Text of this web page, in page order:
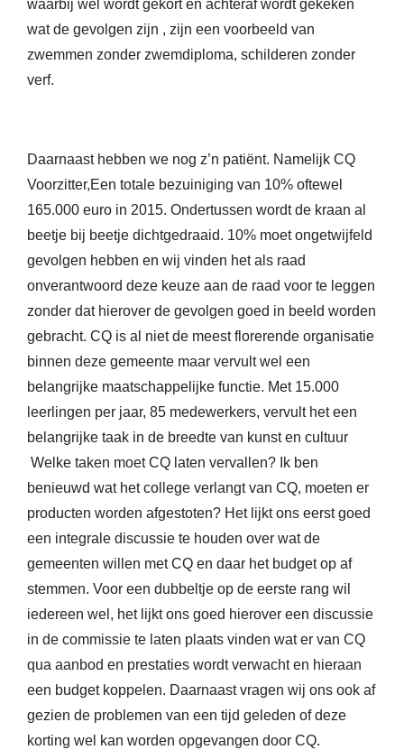
waarbij wel wordt gekort en achteraf wordt gekeken
wat de gevolgen zijn , zijn een voorbeeld van
zwemmen zonder zwemdiploma, schilderen zonder
verf.
Daarnaast hebben we nog z’n patiënt. Namelijk CQ
Voorzitter,Een totale bezuiniging van 10% oftewel
165.000 euro in 2015. Ondertussen wordt de kraan al
beetje bij beetje dichtgedraaid. 10% moet ongetwijfeld
gevolgen hebben en wij vinden het als raad
onverantwoord deze keuze aan de raad voor te leggen
zonder dat hierover de gevolgen goed in beeld worden
gebracht. CQ is al niet de meest florerende organisatie
binnen deze gemeente maar vervult wel een
belangrijke maatschappelijke functie. Met 15.000
leerlingen per jaar, 85 medewerkers, vervult het een
belangrijke taak in de breedte van kunst en cultuur
Welke taken moet CQ laten vervallen? Ik ben
benieuwd wat het college verlangt van CQ, moeten er
producten worden afgestoten? Het lijkt ons eerst goed
een integrale discussie te houden over wat de
gemeenten willen met CQ en daar het budget op af
stemmen. Voor een dubbeltje op de eerste rang wil
iedereen wel, het lijkt ons goed hierover een discussie
in de commissie te laten plaats vinden wat er van CQ
qua aanbod en prestaties wordt verwacht en hieraan
een budget koppelen. Daarnaast vragen wij ons ook af
gezien de problemen van een tijd geleden of deze
korting wel kan worden opgevangen door CQ.